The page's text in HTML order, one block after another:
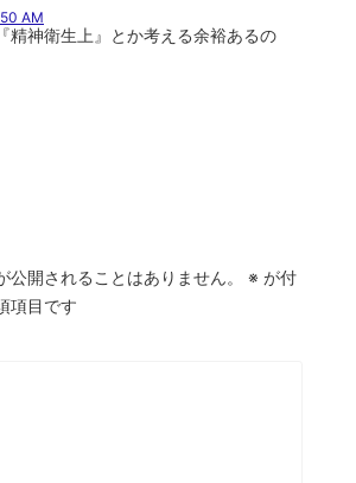
AM
精神衛生上』とか考える余裕あるの
公開されることはありません。 ※ が付
項目です